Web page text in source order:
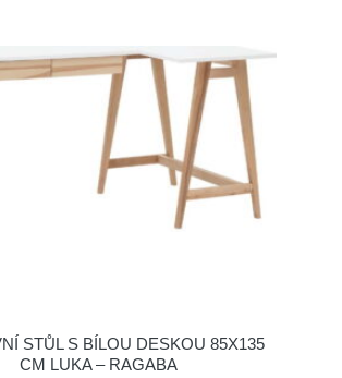
STŮL S BÍLOU DESKOU 85X135
CM LUKA – RAGABA